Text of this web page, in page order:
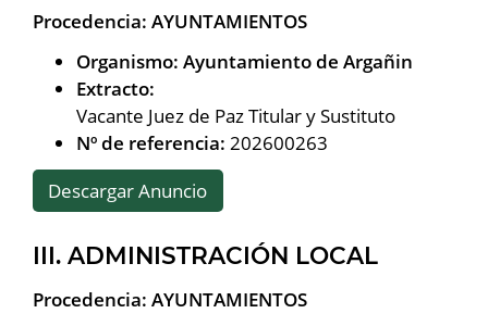
Procedencia: AYUNTAMIENTOS
Organismo: Ayuntamiento de Argañin
Extracto:
Vacante Juez de Paz Titular y Sustituto
Nº de referencia: 202600263
Descargar Anuncio
III. ADMINISTRACIÓN LOCAL
Procedencia: AYUNTAMIENTOS